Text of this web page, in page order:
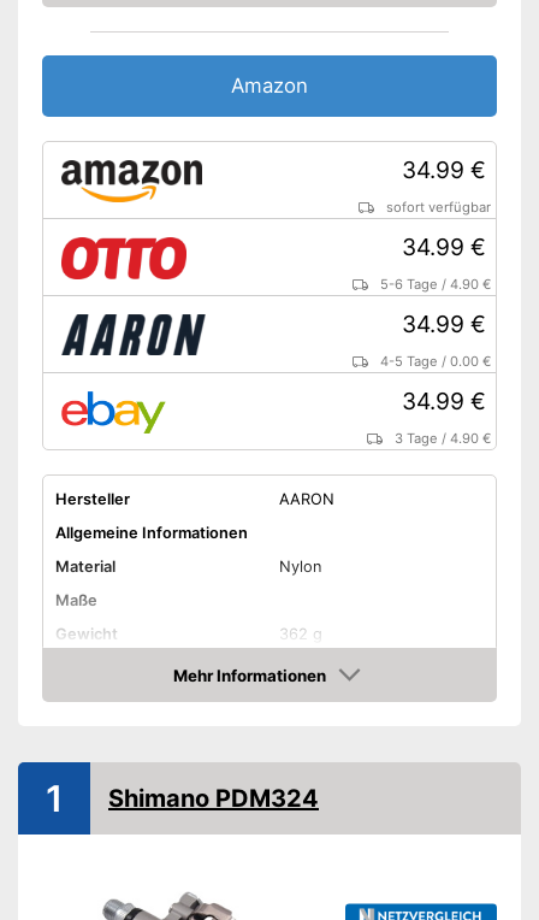
Amazon
34.99 €
sofort verfügbar
34.99 €
5-6 Tage /4.90 €
34.99 €
4-5 Tage /0.00 €
34.99 €
3 Tage /4.90 €
Hersteller
AARON
Allgemeine Informationen
Material
Nylon
Maße
Gewicht
362 g
Erhältliche Farben
- Schwarz
Mehr Informationen
Amazon
1 Shimano PDM324